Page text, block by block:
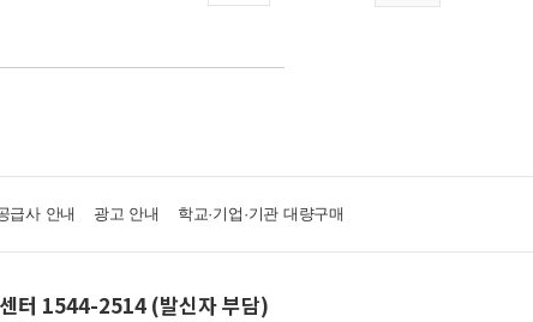
급사 안내 광고 안내 학교·기업·기관 대량구매
터 1544-2514 (발신자 부담)